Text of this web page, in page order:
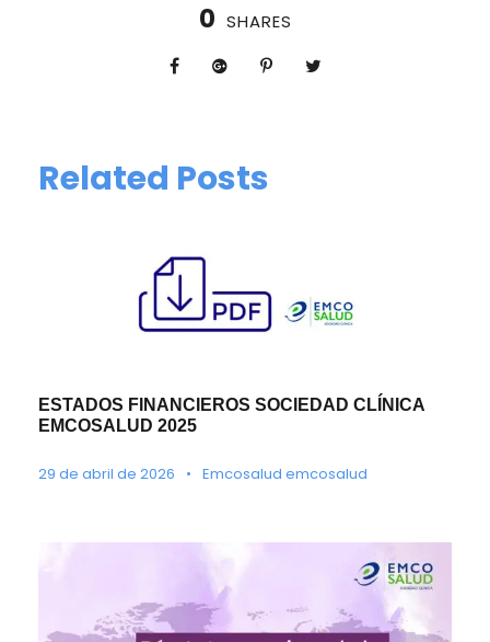
0 SHARES
Related Posts
ESTADOS FINANCIEROS SOCIEDAD CLÍNICA
EMCOSALUD 2025
29 de abril de 2026 • Emcosalud emcosalud